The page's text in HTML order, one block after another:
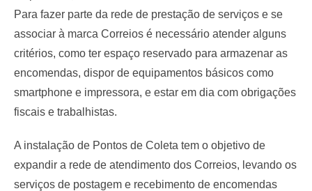
Para fazer parte da rede de prestação de serviços e se
associar à marca Correios é necessário atender alguns
critérios, como ter espaço reservado para armazenar as
encomendas, dispor de equipamentos básicos como
smartphone e impressora, e estar em dia com obrigações
fiscais e trabalhistas.
A instalação de Pontos de Coleta tem o objetivo de
expandir a rede de atendimento dos Correios, levando os
serviços de postagem e recebimento de encomendas